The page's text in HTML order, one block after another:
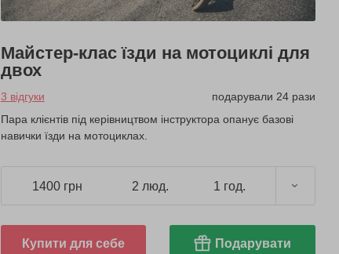
Майстер-клас їзди на мотоциклі для
двох
3 відгуки
подарували 24 рази
Пара клієнтів під керівництвом інструктора опанує базові
навички їзди на мотоциклах.
1400 грн 2 люд. 1 год.
Купити для себе Подарувати